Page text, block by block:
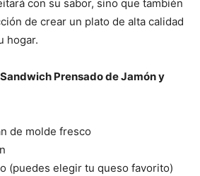
con su sabor, sino que también
de crear un plato de alta calidad
hogar.
Prensado de Jamón y
de molde fresco
(puedes elegir tu queso favorito)